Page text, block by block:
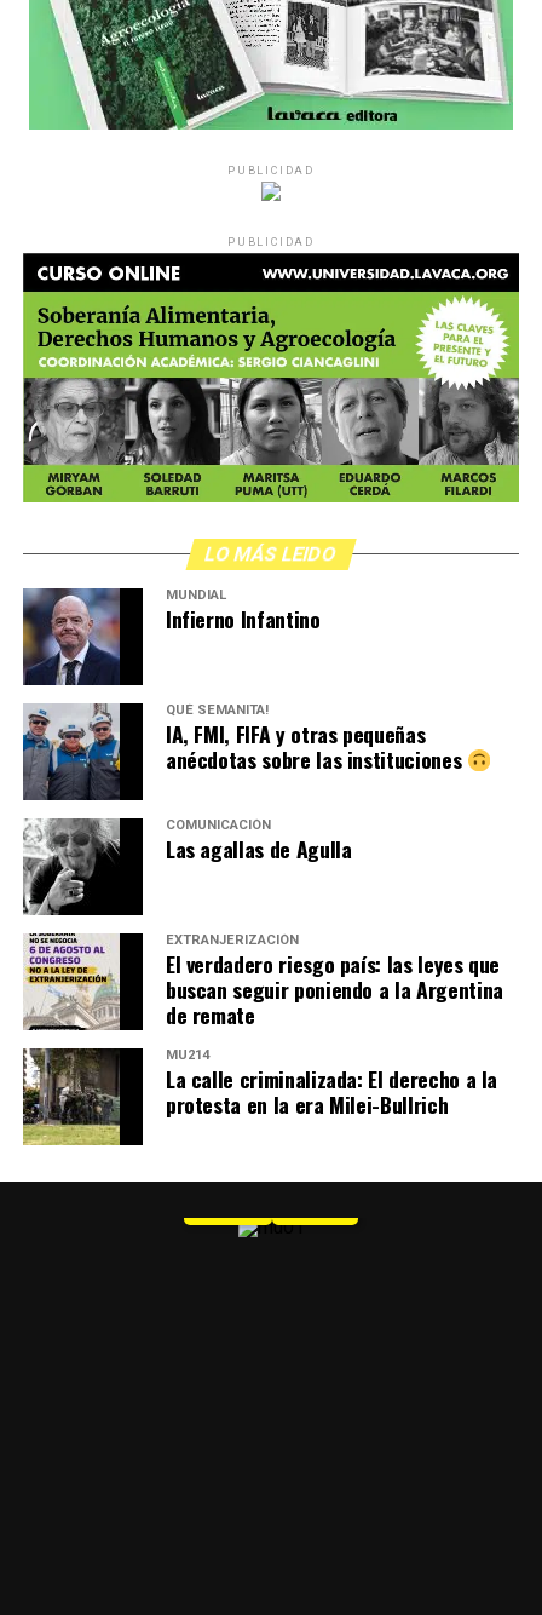
PUBLICIDAD
PUBLICIDAD
LO MÁS LEIDO
MUNDIAL
Infierno Infantino
QUÉ SEMANITA!
IA, FMI, FIFA y otras pequeñas
anécdotas sobre las instituciones
COMUNICACIÓN
Las agallas de Agulla
EXTRANJERIZACIÓN
El verdadero riesgo país: las leyes que
buscan seguir poniendo a la Argentina
de remate
MU214
La calle criminalizada: El derecho a la
protesta en la era Milei-Bullrich